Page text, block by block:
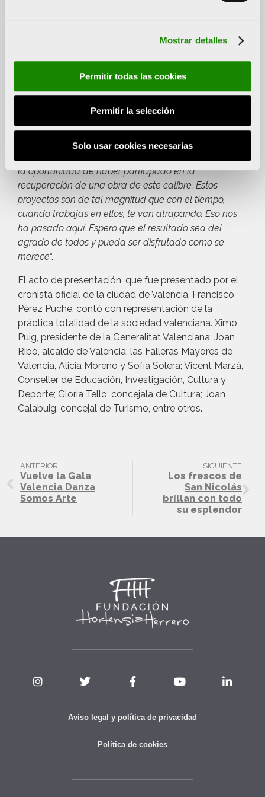
Mostrar detalles
Permitir todas las cookies
Permitir la selección
Solo usar cookies necesarias
tantas ganas de que les ayudara, tanto amor por lo
llevaría a cabo la restauración de este Colegio del
Arte Mayor de la Seda. Ver esta rehabilitación
acabada, para mí es como un hijo, por eso se la quiero
dedicar a mi marido, Juan Roig“, dijo Hortensia
Herrero durante su intervención.
Fernando Aranda, el arquitecto, quiso acordarse “de
todo mi equipo por el trabajo que han realizado. En
la oportunidad de haber participado en la
recuperación de una obra de este calibre. Estos
proyectos son de tal magnitud que con el tiempo,
cuando trabajas en ellos, te van atrapando. Eso nos
ha pasado aquí. Espero que el resultado sea del
agrado de todos y pueda ser disfrutado como se
merece“.
El acto de presentación, que fue presentado por el
cronista oficial de la ciudad de Valencia, Francisco
Pérez Puche, contó con representación de la
práctica totalidad de la sociedad valenciana. Ximo
Puig, presidente de la Generalitat Valenciana; Joan
Ribó, alcalde de Valencia; las Falleras Mayores de
Valencia, Alicia Moreno y Sofía Solera; Vicent Marzá,
Conseller de Educación, Investigación, Cultura y
Deporte; Gloria Tello, concejala de Cultura; Joan
Calabuig, concejal de Turismo, entre otros.
SIGUIENTE
Los frescos de
San Nicolás
brillan con todo
su esplendor
ANTERIOR
Vuelve la Gala
Valencia Danza
Somos Arte
Aviso legal y política de privacidad
Política de cookies